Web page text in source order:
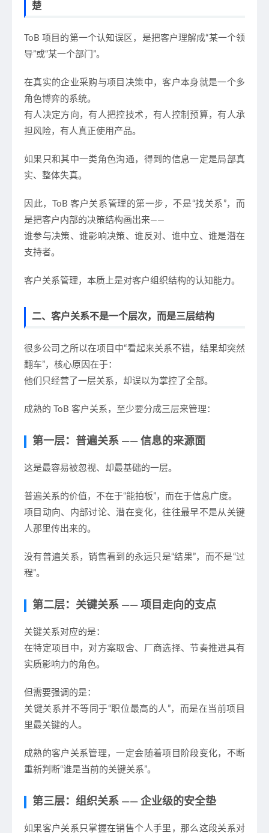
楚
ToB 项目的第一个认知误区，是把客户理解成“某一个领
导”或“某一个部门”。
在真实的企业采购与项目决策中，客户本身就是一个多
角色博弈的系统。
有人决定方向，有人把控技术，有人控制预算，有人承
担风险，有人真正使用产品。
如果只和其中一类角色沟通，得到的信息一定是局部真
实、整体失真。
因此，ToB 客户关系管理的第一步，不是“找关系”，而
是把客户内部的决策结构画出来——
谁参与决策、谁影响决策、谁反对、谁中立、谁是潜在
支持者。
客户关系管理，本质上是对客户组织结构的认知能力。
二、客户关系不是一个层次，而是三层结构
很多公司之所以在项目中“看起来关系不错，结果却突然
翻车”，核心原因在于：
他们只经营了一层关系，却误以为掌控了全部。
成熟的 ToB 客户关系，至少要分成三层来管理：
第一层：普遍关系 —— 信息的来源面
这是最容易被忽视、却最基础的一层。
普遍关系的价值，不在于“能拍板”，而在于信息广度。
项目动向、内部讨论、潜在变化，往往最早不是从关键
人那里传出来的。
没有普遍关系，销售看到的永远只是“结果”，而不是“过
程”。
第二层：关键关系 —— 项目走向的支点
关键关系对应的是：
在特定项目中， 对方案取舍、厂商选择、节奏推进具有
实质影响力的角色。
但需要强调的是：
关键关系并不等同于“职位最高的人”，而是在当前项目
里最关键的人。
成熟的客户关系管理，一定会随着项目阶段变化，不断
重新判断“谁是当前的关键关系”。
第三层：组织关系 —— 企业级的安全垫
如果客户关系只掌握在销售个人手里，那么这段关系对